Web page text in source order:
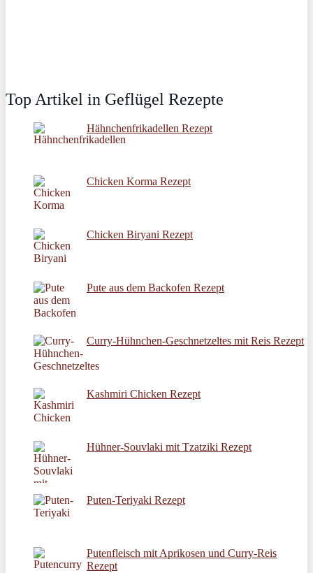
Top Artikel in Geflügel Rezepte
Hähnchenfrikadellen Rezept
Chicken Korma Rezept
Chicken Biryani Rezept
Pute aus dem Backofen Rezept
Curry-Hühnchen-Geschnetzeltes mit Reis Rezept
Kashmiri Chicken Rezept
Hühner-Souvlaki mit Tzatziki Rezept
Puten-Teriyaki Rezept
Putenfleisch mit Aprikosen und Curry-Reis
Rezept